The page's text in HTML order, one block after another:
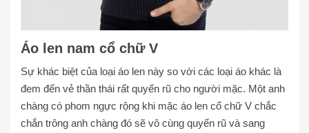
Áo len nam cổ chữ V
Sự khác biệt của loại áo len này so với các loại áo khác là
đem đến vẻ thần thái rất quyến rũ cho người mặc. Một anh
chàng có phom ngực rộng khi mặc áo len cổ chữ V chắc
chắn trông anh chàng đó sẽ vô cùng quyến rũ và sang